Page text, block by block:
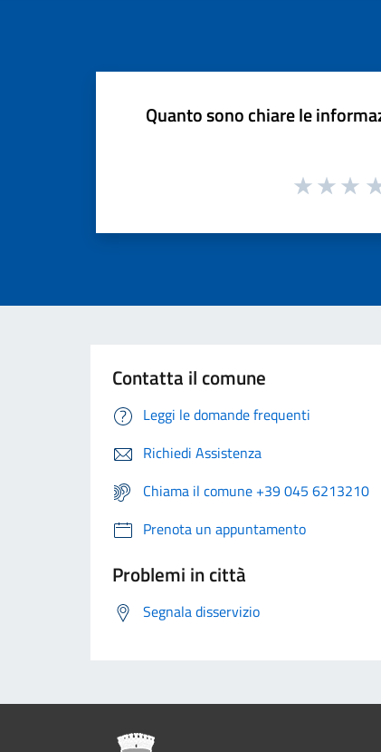
Quanto sono chiare le
Contatta il comune
Leggi le domande frequenti
Richiedi Assistenza
Chiama il comune +39 045 6213210
Prenota un appuntamento
Problemi in città
Segnala disservizio